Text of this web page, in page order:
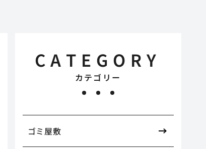
CATEGORY
カテゴリー
ゴミ屋敷